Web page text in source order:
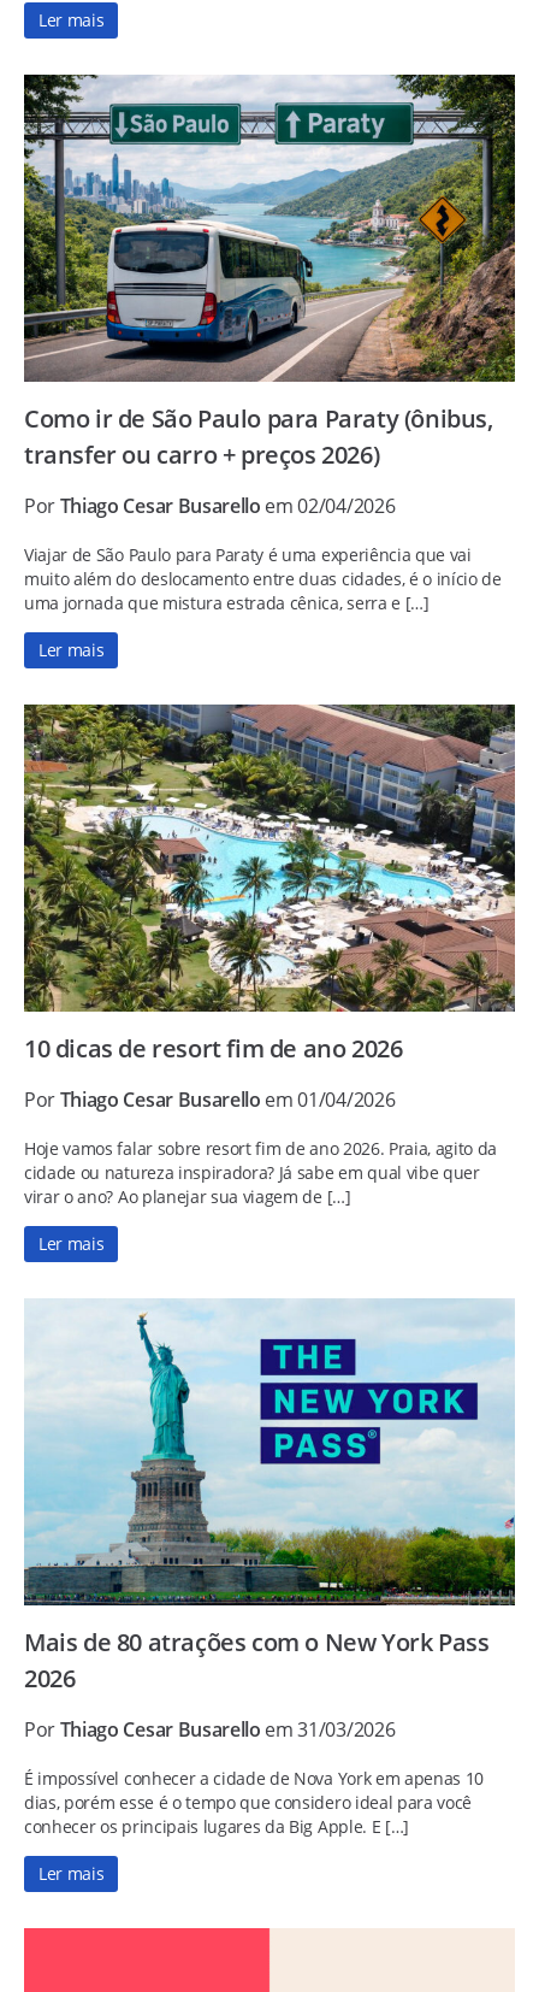
Ler mais
Como ir de São Paulo para Paraty (ônibus,
transfer ou carro + preços 2026)
PorThiago Cesar Busarello em 02/04/2026
Viajar de São Paulo para Paraty é uma experiência que vai
muito além do deslocamento entre duas cidades, é o início de
uma jornada que mistura estrada cênica, serra e […]
Ler mais
10 dicas de resort fim de ano 2026
PorThiago Cesar Busarello em 01/04/2026
Hoje vamos falar sobre resort fim de ano 2026. Praia, agito da
cidade ou natureza inspiradora? Já sabe em qual vibe quer
virar o ano? Ao planejar sua viagem de […]
Ler mais
Mais de 80 atrações com o New York Pass
2026
PorThiago Cesar Busarello em 31/03/2026
É impossível conhecer a cidade de Nova York em apenas 10
dias, porém esse é o tempo que considero ideal para você
conhecer os principais lugares da Big Apple. E […]
Ler mais